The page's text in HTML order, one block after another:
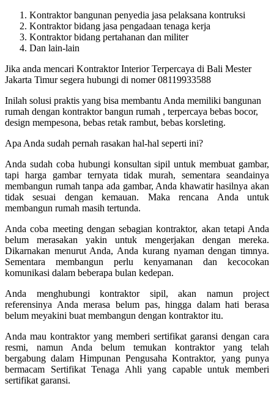
Kontraktor bangunan penyedia jasa pelaksana kontruksi
Kontraktor bidang jasa pengadaan tenaga kerja
Kontraktor bidang pertahanan dan militer
Dan lain-lain
Jika anda mencari Kontraktor Interior Terpercaya di Bali Mester
Jakarta Timur segera hubungi di nomer 08119933588
Inilah solusi praktis yang bisa membantu Anda memiliki bangunan
rumah dengan kontraktor bangun rumah , terpercaya bebas bocor,
design mempesona, bebas retak rambut, bebas korsleting.
Apa Anda sudah pernah rasakan hal-hal seperti ini?
Anda sudah coba hubungi konsultan sipil untuk membuat gambar,
tapi harga gambar ternyata tidak murah, sementara seandainya
membangun rumah tanpa ada gambar, Anda khawatir hasilnya akan
tidak sesuai dengan kemauan. Maka rencana Anda untuk
membangun rumah masih tertunda.
Anda coba meeting dengan sebagian kontraktor, akan tetapi Anda
belum merasakan yakin untuk mengerjakan dengan mereka.
Dikarnakan menurut Anda, Anda kurang nyaman dengan timnya.
Sementara membangun perlu kenyamanan dan kecocokan
komunikasi dalam beberapa bulan kedepan.
Anda menghubungi kontraktor sipil, akan namun project
referensinya Anda merasa belum pas, hingga dalam hati berasa
belum meyakini buat membangun dengan kontraktor itu.
Anda mau kontraktor yang memberi sertifikat garansi dengan cara
resmi, namun Anda belum temukan kontraktor yang telah
bergabung dalam Himpunan Pengusaha Kontraktor, yang punya
bermacam Sertifikat Tenaga Ahli yang capable untuk memberi
sertifikat garansi.